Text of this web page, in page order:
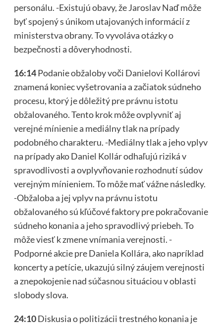
personálu. -Existujú obavy, že Jaroslav Naď môže
byť spojený s únikom utajovaných informácií z
ministerstva obrany. To vyvoláva otázky o
bezpečnosti a dôveryhodnosti.
16:14Podanie obžaloby voči Danielovi Kollárovi
znamená koniec vyšetrovania a začiatok súdneho
procesu, ktorý je dôležitý pre právnu istotu
obžalovaného. Tento krok môže ovplyvniť aj
verejné mínienie a mediálny tlak na prípady
podobného charakteru. -Mediálny tlak a jeho vplyv
na prípady ako Daniel Kollár odhaľujú riziká v
spravodlivosti a ovplyvňovanie rozhodnutí súdov
verejným mínieniem. To môže mať vážne následky.
-Obžaloba a jej vplyv na právnu istotu
obžalovaného sú kľúčové faktory pre pokračovanie
súdneho konania a jeho spravodlivý priebeh. To
môže viesť k zmene vnímania verejnosti. -
Podporné akcie pre Daniela Kollára, ako napríklad
koncerty a petície, ukazujú silný záujem verejnosti
a znepokojenie nad súčasnou situáciou v oblasti
slobody slova.
24:10Diskusia o politizácii trestného konania je